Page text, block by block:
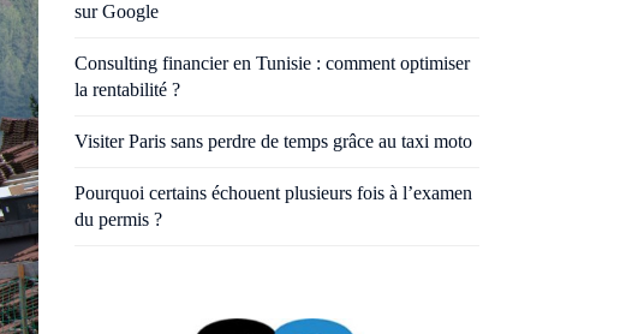
sur Google
Consulting financier en Tunisie : comment optimiser
la rentabilité ?
Visiter Paris sans perdre de temps grâce au taxi moto
Pourquoi certains échouent plusieurs fois à l’examen
du permis ?